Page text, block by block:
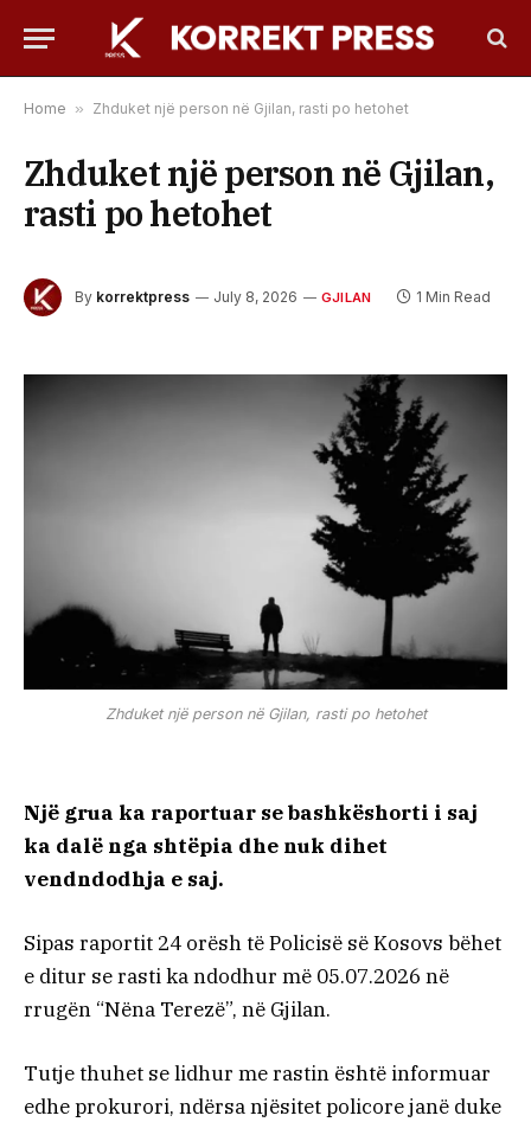
Home » Zhduket një person në Gjilan, rasti po hetohet
Zhduket një person në Gjilan,
rasti po hetohet
By korrektpress July 8, 2026 GJILAN 1 Min Read
Zhduket një person në Gjilan, rasti po hetohet
Një grua ka raportuar se bashkëshorti i saj
ka dalë nga shtëpia dhe nuk dihet
vendndodhja e saj.
Sipas raportit 24 orësh të Policisë së Kosovs bëhet
e ditur se rasti ka ndodhur më 05.07.2026 në
rrugën “Nëna Terezë”, në Gjilan.
Tutje thuhet se lidhur me rastin është informuar
edhe prokurori, ndërsa njësitet policore janë duke